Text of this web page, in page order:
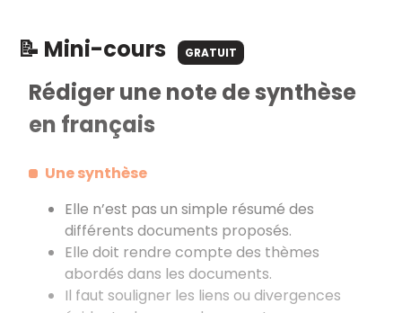
📝 Mini-cours GRATUIT
Rédiger une note de synthèse
en français
Une synthèse
Elle n’est pas un simple résumé des
différents documents proposés.
Elle doit rendre compte des thèmes
abordés dans les documents.
Il faut souligner les liens ou divergences